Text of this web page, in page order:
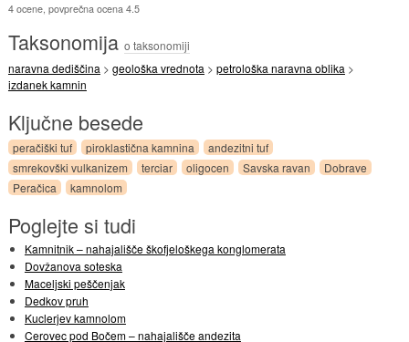
4 ocene, povprečna ocena 4.5
Taksonomija o taksonomiji
naravna dediščina > geološka vrednota > petrološka naravna oblika >
izdanek kamnin
Ključne besede
peračiški tuf piroklastična kamnina
andezitni tuf
smrekovški vulkanizem
terciar oligocen Savska ravan
Dobrave
Peračica
kamnolom
Poglejte si tudi
Kamnitnik – nahajališče škofjeloškega konglomerata
Dovžanova soteska
Maceljski peščenjak
Dedkov pruh
Kuclerjev kamnolom
Cerovec pod Bočem – nahajališče andezita